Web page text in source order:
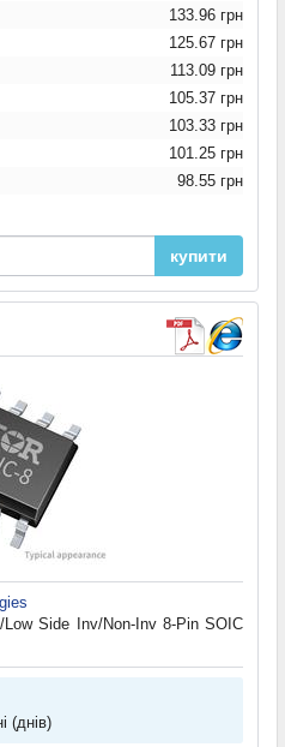
133.96 грн
125.67 грн
113.09 грн
105.37 грн
103.33 грн
101.25 грн
98.55 грн
купити
Side Inv/Non-Inv 8-Pin SOIC
(днів)